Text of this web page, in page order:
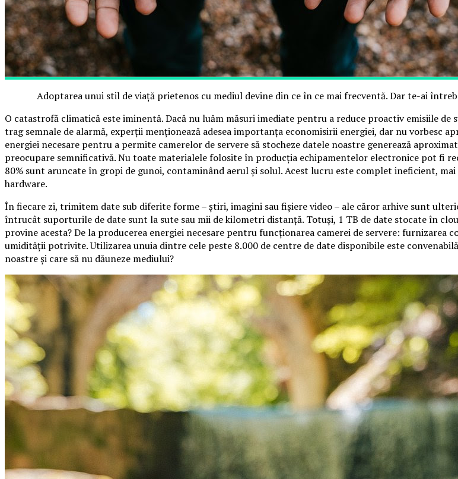
Adoptarea unui stil de viață prietenos cu mediul devine din ce în ce mai frecventă. Dar te-ai
O catastrofă climatică este iminentă. Dacă nu luăm măsuri imediate pentru a reduce proactiv emisiile
trag semnale de alarmă, experții menționează adesea importanța economisirii energiei, dar nu vorbesc
energiei necesare pentru a permite camerelor de servere să stocheze datele noastre generează
preocupare semnificativă. Nu toate materialele folosite în producția echipamentelor electronice pot fi
80% sunt aruncate în gropi de gunoi, contaminând aerul și solul. Acest lucru este complet ineficient,
hardware.
În fiecare zi, trimitem date sub diferite forme – știri, imagini sau fișiere video – ale căror arhive sunt
întrucât suporturile de date sunt la sute sau mii de kilometri distanță. Totuși, 1 TB de date stocate în
provine acesta? De la producerea energiei necesare pentru funcționarea camerei de servere:
umidității potrivite. Utilizarea unuia dintre cele peste 8.000 de centre de date disponibile este
noastre și care să nu dăuneze mediului?